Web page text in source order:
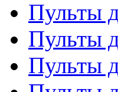
Пульты
Пульты
Пульты